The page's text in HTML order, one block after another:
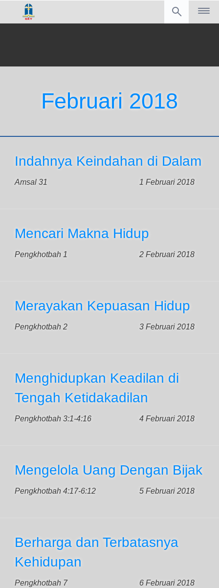
Februari 2018
Indahnya Keindahan di Dalam
Amsal 31 1 Februari 2018
Mencari Makna Hidup
Pengkhotbah 1 2 Februari 2018
Merayakan Kepuasan Hidup
Pengkhotbah 2 3 Februari 2018
Menghidupkan Keadilan di
Tengah Ketidakadilan
Pengkhotbah 3:1-4:16 4 Februari 2018
Mengelola Uang Dengan Bijak
Pengkhotbah 4:17-6:12 5 Februari 2018
Berharga dan Terbatasnya
Kehidupan
Pengkhotbah 7 6 Februari 2018